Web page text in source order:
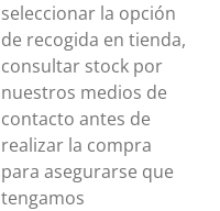
seleccionar la opción
de recogida en tienda,
consultar stock por
nuestros medios de
contacto antes de
realizar la compra
para asegurarse que
tengamos